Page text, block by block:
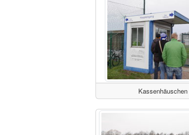
Kassenhäuschen